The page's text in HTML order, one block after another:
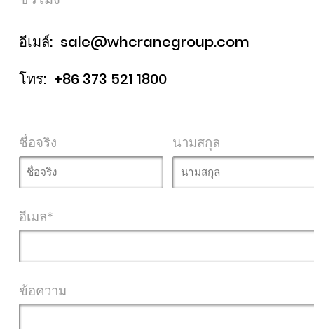
อีเมล์: sale@whcranegroup.com
โทร: +86 373 521 1800
ชื่อจริง นามสกุล
อีเมล*
ข้อความ